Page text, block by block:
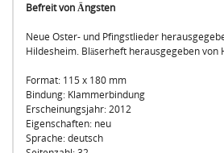
Befreit von Ängsten
Neue Oster- und Pfingstlieder
Hildesheim. Bläserheft herausgegeben von
Format: 115 x 180 mm
Bindung: Klammerbindung
Erscheinungsjahr: 2012
Eigenschaften: neu
Sprache: deutsch